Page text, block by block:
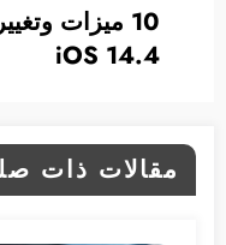
10 ميزات
iOS 14.4
مقالات ذات